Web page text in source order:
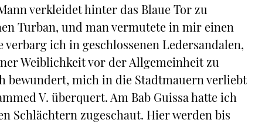
verkleidet hinter das Blaue Tor zu
Turban, und man vermutete in mir einen
ich in geschlossenen Ledersandalen,
Weiblichkeit vor der Allgemeinheit zu
bewundert, mich in die Stadtmauern verliebt
V. überquert. Am Bab Guissa hatte ich
Schlächtern zugeschaut. Hier werden bis